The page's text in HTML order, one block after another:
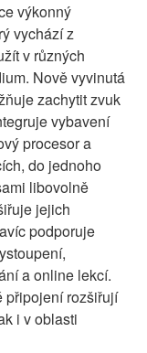
výkonný
vychází z
v různých
Nově vyvinutá
zachytit zvuk
vybavení
procesor a
do jednoho
libovolně
jejich
podporuje
a online lekcí.
připojení rozšiřují
i v oblasti